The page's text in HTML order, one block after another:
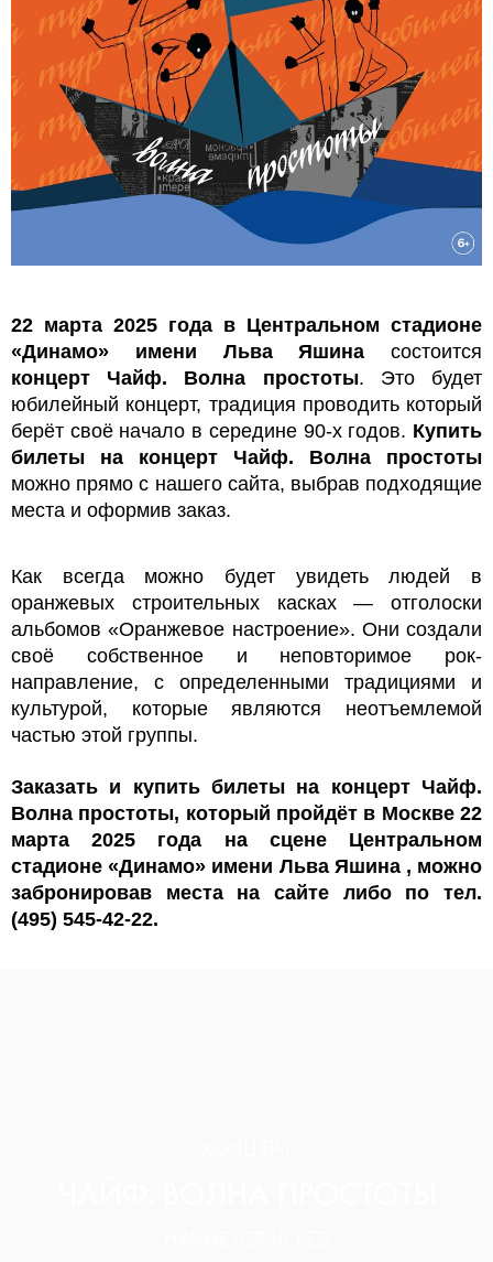
22 марта 2025 года в Центральном стадионе
«Динамо» имени Льва Яшина состоится
концерт Чайф. Волна простоты. Это будет
юбилейный концерт, традиция проводить который
берёт своё начало в середине 90-х годов. Купить
билеты на концерт Чайф. Волна простоты
можно прямо с нашего сайта, выбрав подходящие
места и оформив заказ.
Как всегда можно будет увидеть людей в
оранжевых строительных касках — отголоски
альбомов «Оранжевое настроение». Они создали
своё собственное и неповторимое рок-
направление, с определенными традициями и
культурой, которые являются неотъемлемой
частью этой группы.
Заказать и купить билеты на концерт Чайф.
Волна простоты, который пройдёт в Москве 22
марта 2025 года на сцене Центральном
стадионе «Динамо» имени Льва Яшина , можно
забронировав места на сайте либо по тел.
(495) 545-42-22.